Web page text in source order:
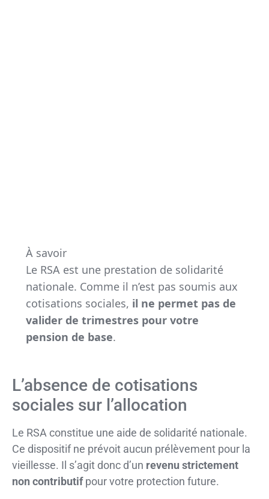
À savoir
Le RSA est une prestation de solidarité
nationale. Comme il n’est pas soumis aux
cotisations sociales, il ne permet pas de
valider de trimestres pour votre
pension de base.
L’absence de cotisations
sociales sur l’allocation
Le RSA constitue une aide de solidarité nationale.
Ce dispositif ne prévoit aucun prélèvement pour la
vieillesse. Il s’agit donc d’un revenu strictement
non contributifpour votre protection future.